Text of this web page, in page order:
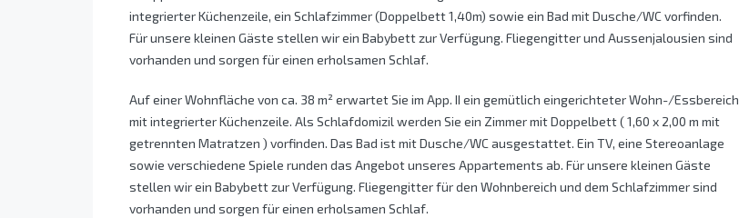
integrierter Küchenzeile, ein Schlafzimmer (Doppelbett 1,40m) sowie ein Bad mit Dusche/WC vorfinden.
Für unsere kleinen Gäste stellen wir ein Babybett zur Verfügung. Fliegengitter und Aussenjalousien sind
vorhanden und sorgen für einen erholsamen Schlaf.
Auf einer Wohnfläche von ca. 38 m² erwartet Sie im App. II ein gemütlich eingerichteter Wohn-/Essbereich
mit integrierter Küchenzeile. Als Schlafdomizil werden Sie ein Zimmer mit Doppelbett ( 1,60 x 2,00 m mit
getrennten Matratzen ) vorfinden. Das Bad ist mit Dusche/WC ausgestattet. Ein TV, eine Stereoanlage
sowie verschiedene Spiele runden das Angebot unseres Appartements ab. Für unsere kleinen Gäste
stellen wir ein Babybett zur Verfügung. Fliegengitter für den Wohnbereich und dem Schlafzimmer sind
vorhanden und sorgen für einen erholsamen Schlaf.